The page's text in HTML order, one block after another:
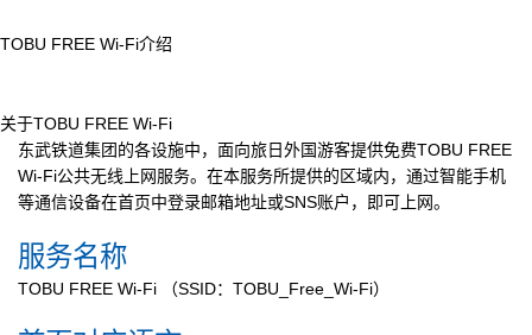
TOBU FREE Wi-Fi介绍
关于TOBU FREE Wi-Fi
东武铁道集团的各设施中，面向旅日外国游客提供免费TOBU FREE
Wi-Fi公共无线上网服务。在本服务所提供的区域内，通过智能手机
等通信设备在首页中登录邮箱地址或SNS账户，即可上网。
服务名称
TOBU FREE Wi-Fi （SSID：TOBU_Free_Wi-Fi）